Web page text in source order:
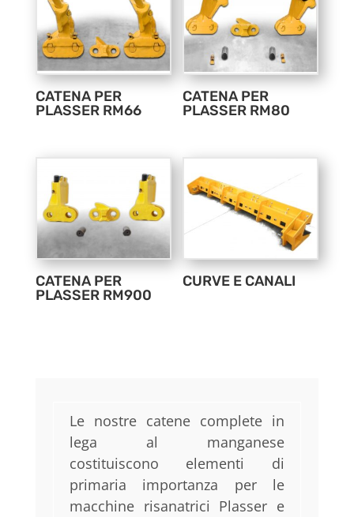
CATENA PER
PLASSER RM66
CATENA PER
PLASSER RM80
CATENA PER
PLASSER RM900
CURVE E CANALI
Le nostre catene complete in
lega al manganese
costituiscono elementi di
primaria importanza per le
macchine risanatrici Plasser e